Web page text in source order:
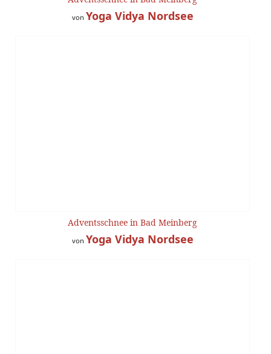
von Yoga Vidya Nordsee
Adventsschnee in Bad Meinberg
von Yoga Vidya Nordsee